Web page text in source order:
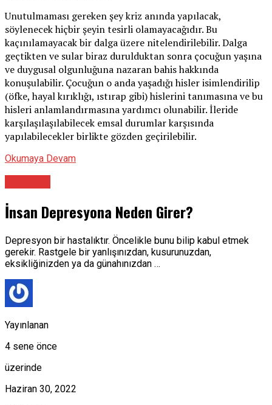
Unutulmaması gereken şey kriz anında yapılacak,
söylenecek hiçbir şeyin tesirli olamayacağıdır. Bu
kaçınılamayacak bir dalga üzere nitelendirilebilir. Dalga
geçtikten ve sular biraz durulduktan sonra çocuğun yaşına
ve duygusal olgunluğuna nazaran bahis hakkında
konuşulabilir. Çocuğun o anda yaşadığı hisler isimlendirilip
(öfke, hayal kırıklığı, ıstırap gibi) hislerini tanımasına ve bu
hisleri anlamlandırmasına yardımcı olunabilir. İleride
karşılaşılaşılabilecek emsal durumlar karşısında
yapılabilecekler birlikte gözden geçirilebilir.
Okumaya Devam
İnsan Depresyona Neden Girer?
Depresyon bir hastalıktır. Öncelikle bunu bilip kabul etmek
gerekir. Rastgele bir yanlışınızdan, kusurunuzdan,
eksikliğinizden ya da günahınızdan …
Yayınlanan
4 sene önce
üzerinde
Haziran 30, 2022